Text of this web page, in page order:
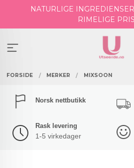
NATURLIGE INGREDIENSER
RIMELIGE
FORSIDE MERKER MIXSOON
Norsk nettbutikk
Rask levering
1-5 virkedager